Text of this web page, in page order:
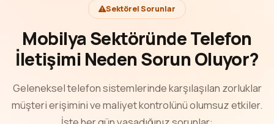
Sektörel Sorunlar
Mobilya Sektöründe Telefon
İletişimi Neden Sorun Oluyor?
Geleneksel telefon sistemlerinde karşılaşılan zorluklar
müşteri erişimini ve maliyet kontrolünü olumsuz etkiler.